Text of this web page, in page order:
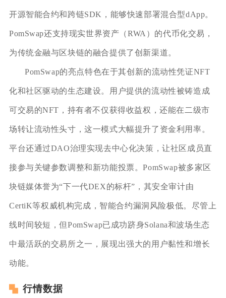
开源智能合约和跨链SDK，能够快速部署混合型dApp。
PomSwap还支持现实世界资产（RWA）的代币化交易，
为传统金融与区块链的融合提供了创新渠道。
PomSwap的亮点特色在于其创新的流动性凭证NFT
化和社区驱动的生态建设。用户提供的流动性被铸造成
可交易的NFT，持有者不仅获得收益权，还能在二级市
场转让流动性头寸，这一模式大幅提升了资金利用率。
平台还通过DAO治理实现去中心化决策，让社区成员直
接参与关键参数调整和新功能投票。PomSwap被多家区
块链媒体誉为“下一代DEX的标杆”，其安全审计由
CertiK等权威机构完成，智能合约漏洞风险极低。尽管上
线时间较短，但PomSwap已成功跻身Solana和波场生态
中最活跃的交易所之一，展现出强大的用户黏性和增长
动能。
行情数据